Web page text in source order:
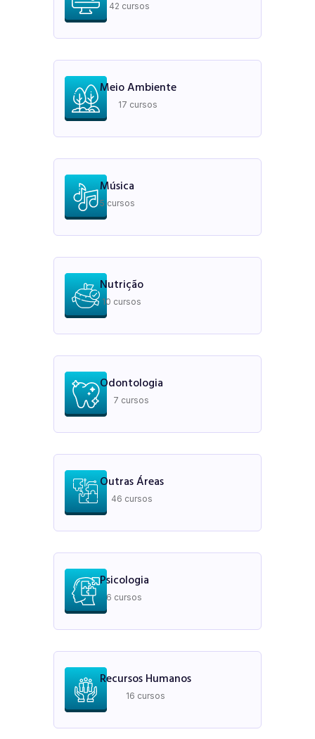
42 cursos
Meio Ambiente
17 cursos
Música
5 cursos
Nutrição
10 cursos
Odontologia
7 cursos
Outras Áreas
46 cursos
Psicologia
6 cursos
Recursos Humanos
16 cursos